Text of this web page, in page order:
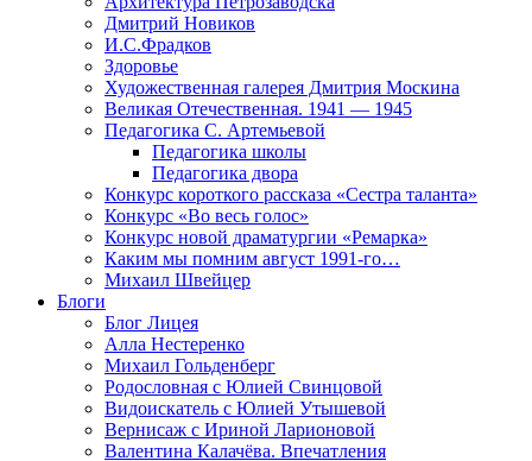
Дмитрий Новиков
И.С.Фрадков
Здоровье
Художественная галерея Дмитрия Москина
Великая Отечественная. 1941 — 1945
Педагогика С. Артемьевой
Педагогика школы
Педагогика двора
Конкурс короткого рассказа «Сестра таланта»
Конкурс «Во весь голос»
Конкурс новой драматургии «Ремарка»
Каким мы помним август 1991-го…
Михаил Швейцер
Блоги
Блог Лицея
Алла Нестеренко
Михаил Гольденберг
Родословная с Юлией Свинцовой
Видоискатель с Юлией Утышевой
Вернисаж с Ириной Ларионовой
Валентина Калачёва. Впечатления